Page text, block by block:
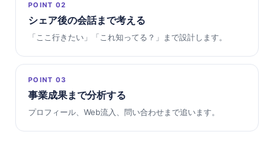
POINT 02
シェア後の会話まで考える
「ここ行きたい」「これ知ってる？」まで設計します。
POINT 03
事業成果まで分析する
プロフィール、Web流入、問い合わせまで追います。